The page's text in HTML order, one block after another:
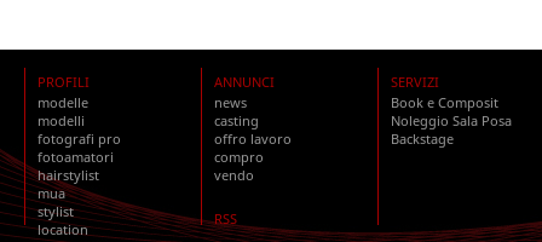
PROFILI
modelle
modelli
fotografi pro
fotoamatori
hairstylist
mua
stylist
location
ANNUNCI
news
casting
offro lavoro
compro
vendo
RSS
SERVIZI
Book e Composit
Noleggio Sala Posa
Backstage